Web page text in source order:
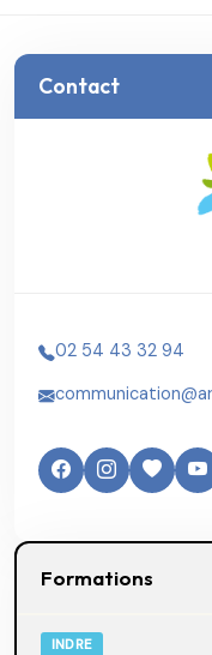
Contact
02 54 43 32 94
Formations
INDRE